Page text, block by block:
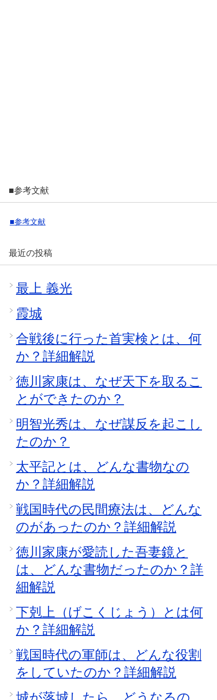
■参考文献
■参考文献
最近の投稿
最上 義光
霞城
合戦後に行った首実検とは、何
か？詳細解説
徳川家康は、なぜ天下を取るこ
とができたのか？
明智光秀は、なぜ謀反を起こし
たのか？
太平記とは、どんな書物なの
か？詳細解説
戦国時代の民間療法は、どんな
のがあったのか？詳細解説
徳川家康が愛読した吾妻鏡と
は、どんな書物だったのか？詳
細解説
下剋上（げこくじょう）とは何
か？詳細解説
戦国時代の軍師は、どんな役割
をしていたのか？詳細解説